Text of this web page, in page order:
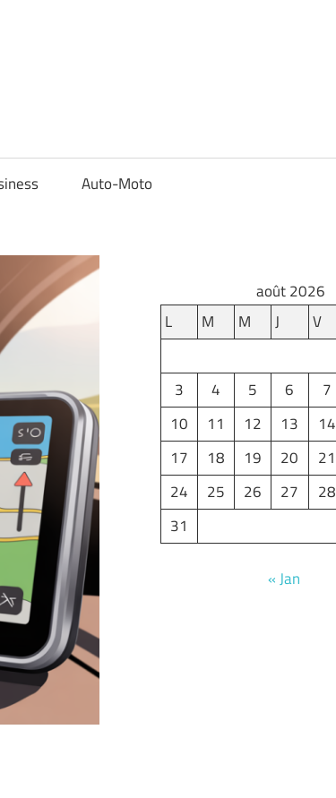
Auto-Moto
août 2026
L
M M J V
3
4 5 6 7
10
11 12 13 14
17
18 19 20 21
24
25 26 27 28
31
« Jan